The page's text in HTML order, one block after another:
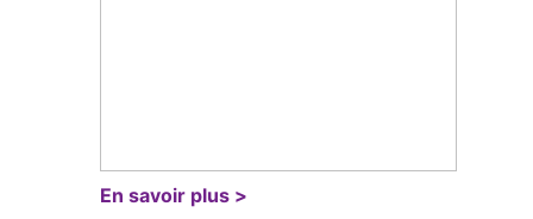
En savoir plus >